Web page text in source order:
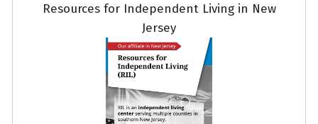
Resources for Independent Living in New
Jersey